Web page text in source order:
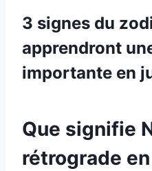
3 signes du
apprendront
importante en
Que signifie
rétrograde